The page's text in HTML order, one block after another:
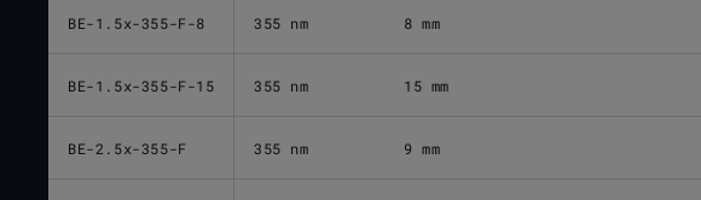
BE-1.5x-355-F-8 355 nm 8 mm
BE-1.5x-355-F-15 355 nm 15 mm
BE-2.5x-355-F 355 nm 9 mm